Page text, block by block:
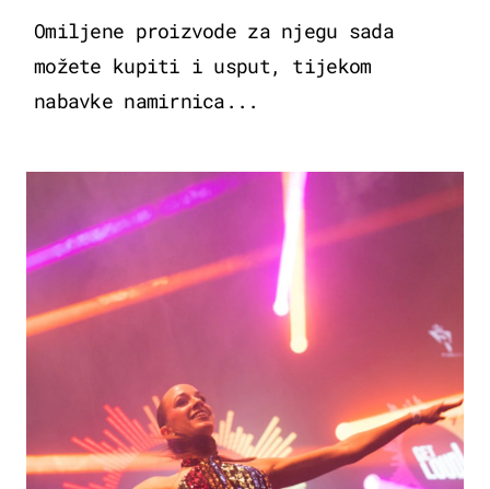
Omiljene proizvode za njegu sada
možete kupiti i usput, tijekom
nabavke namirnica...
KULTURA & ZABAVA